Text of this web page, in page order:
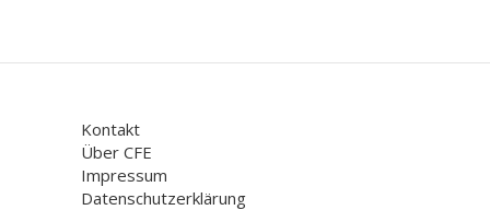
Kontakt
Über CFE
Impressum
Datenschutzerklärung